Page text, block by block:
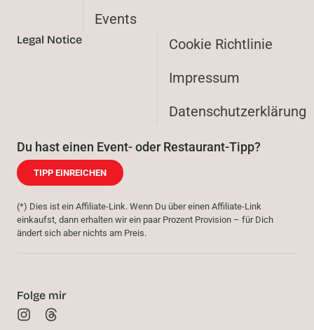
Events
Legal Notice
Cookie Richtlinie
Impressum
Datenschutzerklärung
Du hast einen Event- oder Restaurant-Tipp?
TIPP EINREICHEN
(*) Dies ist ein Affiliate-Link. Wenn Du über einen Affiliate-Link
einkaufst, dann erhalten wir ein paar Prozent Provision – für Dich
ändert sich aber nichts am Preis.
Folge mir